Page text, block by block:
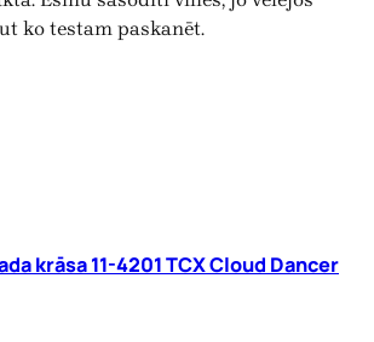
ko testam paskanēt.
krāsa 11-4201 TCX Cloud Dancer